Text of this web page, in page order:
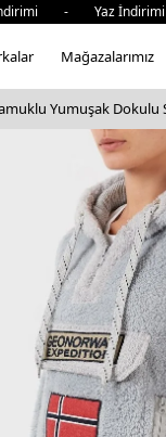
Yaz
Mağazalarımız
Yumuşak Dokulu